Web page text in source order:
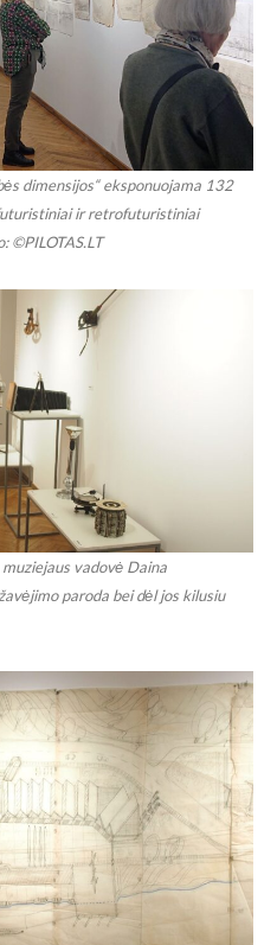
dimensijos“ eksponuojama 132
ir retrofuturistiniai
©PILOTAS.LT
vadovė Daina
paroda bei dėl jos kilusiu